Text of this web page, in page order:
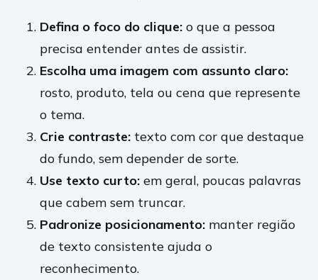
Defina o foco do clique: o que a pessoa
precisa entender antes de assistir.
Escolha uma imagem com assunto claro:
rosto, produto, tela ou cena que represente
o tema.
Crie contraste: texto com cor que destaque
do fundo, sem depender de sorte.
Use texto curto: em geral, poucas palavras
que cabem sem truncar.
Padronize posicionamento: manter região
de texto consistente ajuda o
reconhecimento.